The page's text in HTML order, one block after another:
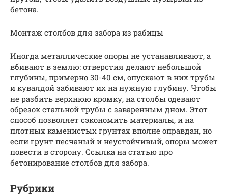
бетона.
Монтаж столбов для забора из рабицы
Иногда металлические опоры не устанавливают, а
вбивают в землю: отверстия делают небольшой
глубины, примерно 30-40 см, опускают в них трубы
и кувалдой забивают их на нужную глубину. Чтобы
не разбить верхнюю кромку, на столбы одевают
обрезок стальной трубы с заваренным дном. Этот
способ позволяет сэкономить материалы, и на
плотных каменистых грунтах вполне оправдан, но
если грунт песчаный и неустойчивый, опоры может
повести в сторону. Ссылка на статью про
бетонирование столбов для забора.
Рубрики